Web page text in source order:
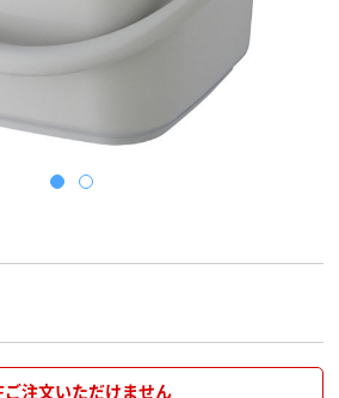
ご注文いただけません